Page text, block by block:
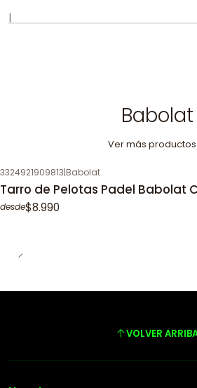
|
Babolat
Ver más productos
3324921909813|Babolat
Tarro de Pelotas Padel Babolat
desde$8.990
VOLVER